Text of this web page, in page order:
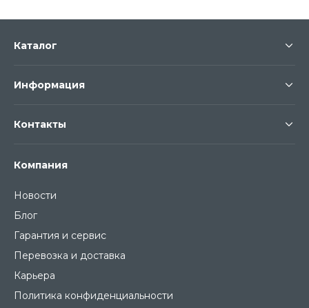
Компания
Новости
Блог
Гарантия и сервис
Перевозка и доставка
Карьера
Политика конфиденциальности
Каталог
Информация
Контакты